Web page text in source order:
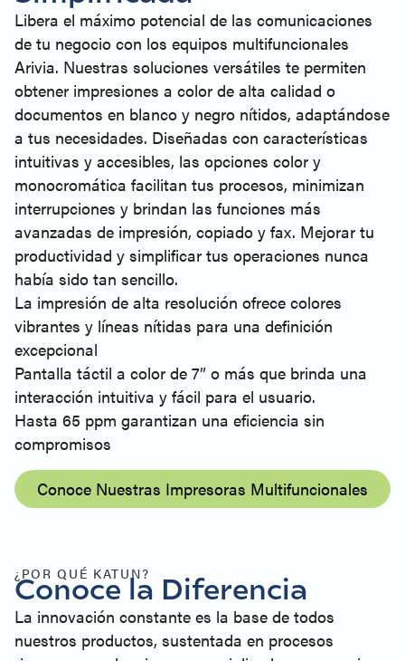
Libera el máximo potencial de las comunicaciones
de tu negocio con los equipos multifuncionales
Arivia. Nuestras soluciones versátiles te permiten
obtener impresiones a color de alta calidad o
documentos en blanco y negro nítidos, adaptándose
a tus necesidades. Diseñadas con características
intuitivas y accesibles, las opciones color y
monocromática facilitan tus procesos, minimizan
interrupciones y brindan las funciones más
avanzadas de impresión, copiado y fax. Mejorar tu
productividad y simplificar tus operaciones nunca
había sido tan sencillo.
La impresión de alta resolución ofrece colores
vibrantes y líneas nítidas para una definición
excepcional
Pantalla táctil a color de 7” o más que brinda una
interacción intuitiva y fácil para el usuario.
Hasta 65 ppm garantizan una eficiencia sin
compromisos
Conoce Nuestras Impresoras Multifuncionales
¿POR QUÉ KATUN?
Conoce la Diferencia
La innovación constante es la base de todos
nuestros productos, sustentada en procesos